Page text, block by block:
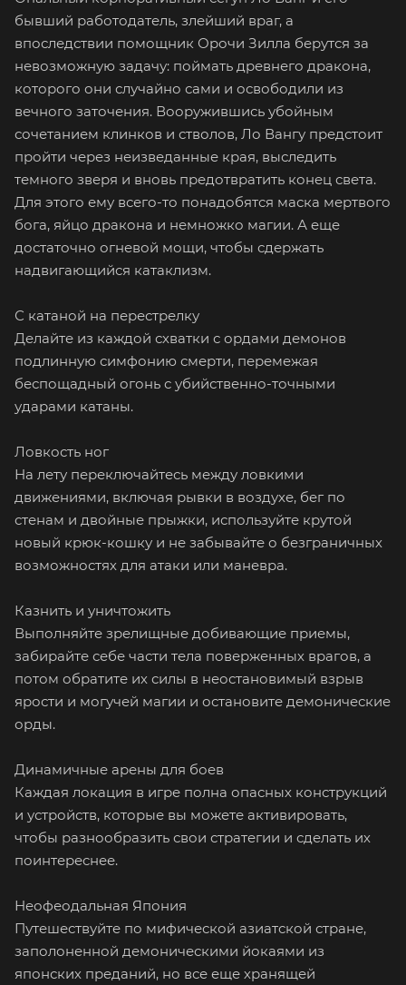
бывший работодатель, злейший враг, а
впоследствии помощник Орочи Зилла берутся за
невозможную задачу: поймать древнего дракона,
которого они случайно сами и освободили из
вечного заточения. Вооружившись убойным
сочетанием клинков и стволов, Ло Вангу предстоит
пройти через неизведанные края, выследить
темного зверя и вновь предотвратить конец света.
Для этого ему всего-то понадобятся маска мертвого
бога, яйцо дракона и немножко магии. А еще
достаточно огневой мощи, чтобы сдержать
надвигающийся катаклизм.
С катаной на перестрелку
Делайте из каждой схватки с ордами демонов
подлинную симфонию смерти, перемежая
беспощадный огонь с убийственно-точными
ударами катаны.
Ловкость ног
На лету переключайтесь между ловкими
движениями, включая рывки в воздухе, бег по
стенам и двойные прыжки, используйте крутой
новый крюк-кошку и не забывайте о безграничных
возможностях для атаки или маневра.
Казнить и уничтожить
Выполняйте зрелищные добивающие приемы,
забирайте себе части тела поверженных врагов, а
потом обратите их силы в неостановимый взрыв
ярости и могучей магии и остановите демонические
орды.
Динамичные арены для боев
Каждая локация в игре полна опасных конструкций
и устройств, которые вы можете активировать,
чтобы разнообразить свои стратегии и сделать их
поинтереснее.
Неофеодальная Япония
Путешествуйте по мифической азиатской стране,
заполоненной демоническими йокаями из
японских преданий, но все еще хранящей